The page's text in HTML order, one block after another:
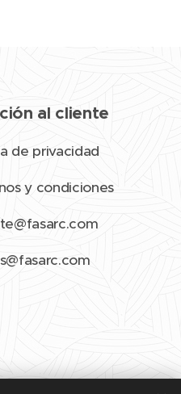
al cliente
de privacidad
y condiciones